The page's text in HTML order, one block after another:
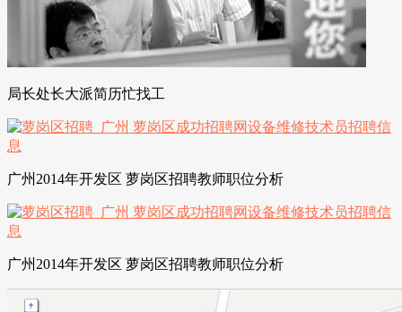
局长处长大派简历忙找工
广州2014年开发区 萝岗区招聘教师职位分析
广州2014年开发区 萝岗区招聘教师职位分析